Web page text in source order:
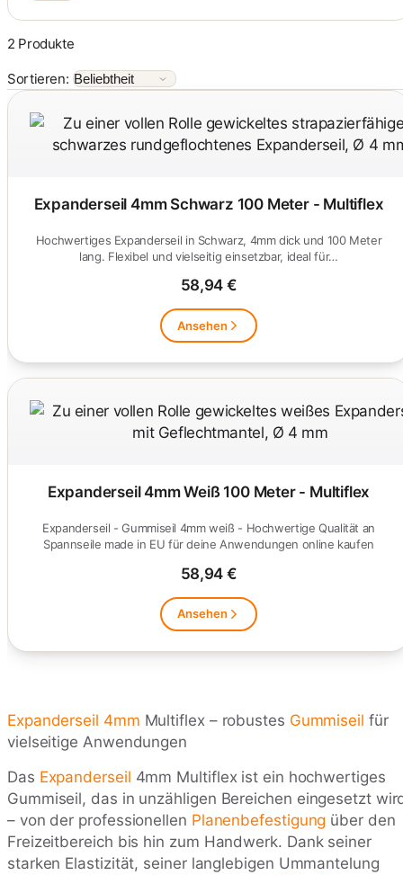
2 Produkte
Sortieren:
Expanderseil 4mm Schwarz 100 Meter - Multiflex
Hochwertiges Expanderseil in Schwarz, 4mm dick und 100 Meter
lang. Flexibel und vielseitig einsetzbar, ideal für…
58,94 €
Ansehen
Expanderseil 4mm Weiß 100 Meter - Multiflex
Expanderseil - Gummiseil 4mm weiß - Hochwertige Qualität an
Spannseile made in EU für deine Anwendungen online kaufen
58,94 €
Ansehen
Expanderseil 4mm Multiflex – robustes Gummiseil für
vielseitige Anwendungen
Das Expanderseil 4mm Multiflex ist ein hochwertiges
Gummiseil, das in unzähligen Bereichen eingesetzt
– von der professionellen Planenbefestigung über den
Freizeitbereich bis hin zum Handwerk. Dank seiner
starken Elastizität, seiner langlebigen Ummantelung